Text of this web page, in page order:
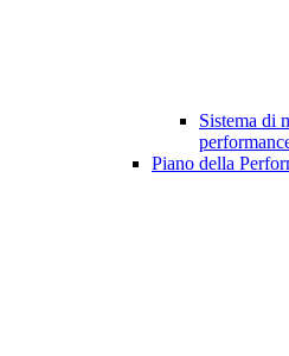
Sistema di
Piano della